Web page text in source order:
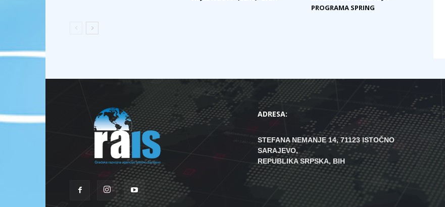
PROGRAMA SPRING
ADRESA:
STEFANA NEMANJE 14, 71123 ISTOČNO
SARAJEVO,
REPUBLIKA SRPSKA, BIH